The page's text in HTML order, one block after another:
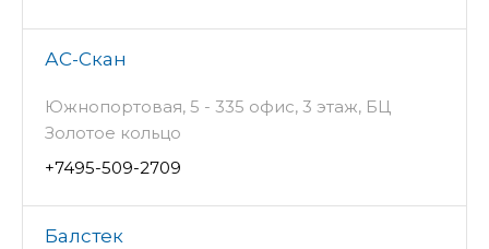
АС-Скан
Южнопортовая, 5 - 335 офис, 3 этаж, БЦ
Золотое кольцо
+7495-509-2709
Балстек